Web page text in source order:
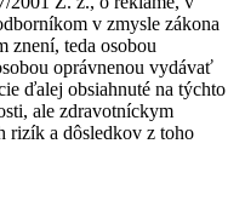
dialyzačnú starostlivosť
Slovensku. Viac
v zmysle zákona
znení, teda osobou
oprávnenou vydávať
ďalej obsiahnuté na týchto
ale zdravotníckym
rizík a dôsledkov z toho